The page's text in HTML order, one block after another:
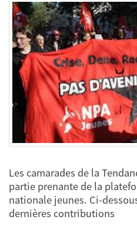
Les camarades de la
partie prenante de la
nationale jeunes. Ci-
dernières contributions